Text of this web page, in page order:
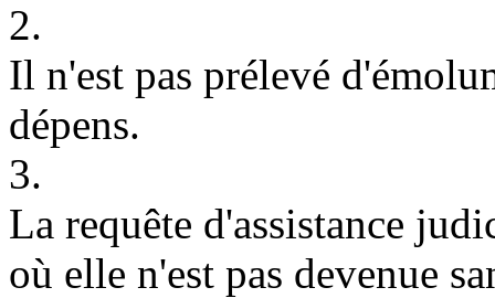
2.
Il n'est pas prélevé
dépens.
3.
La requête d'assistance
où elle n'est pas devenue